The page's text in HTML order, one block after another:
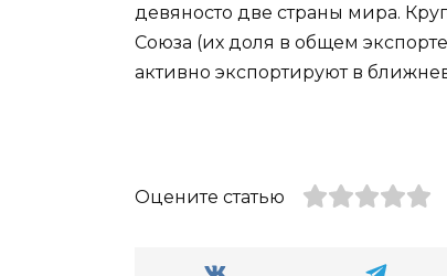
девяносто две страны мира.
Союза (их доля в общем
активно экспортируют в
Оцените статью